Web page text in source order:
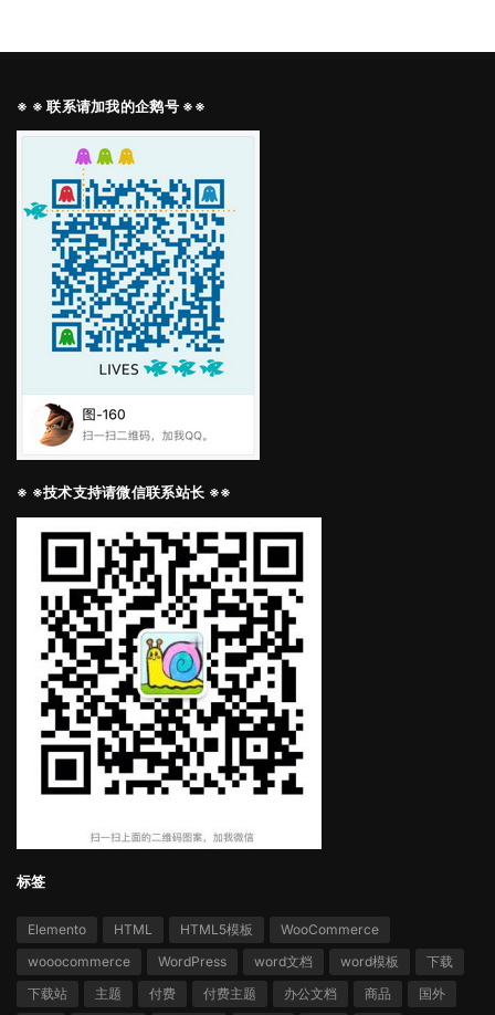
※ ※ 联系请加我的企鹅号 ※※
※ ※技术支持请微信联系站长 ※※
标签
Elemento HTML HTML5模板
WooCommerce
wooocommerce
WordPress word文档 word模板
下载
下载站
主题 付费 付费主题 办公文档 商品 国外